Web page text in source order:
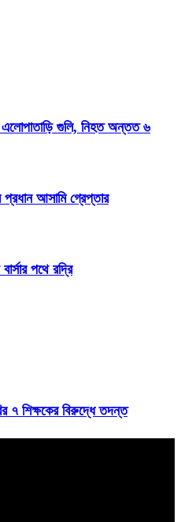
এলোপাতাড়ি গুলি, নিহত অন্তত ৬
প্রধান আসামি গ্রেপ্তার
পথে রদ্রি
৭ শিক্ষকের বিরুদ্ধে তদন্ত